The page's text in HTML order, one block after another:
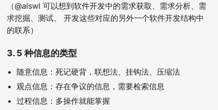
（@alswl 可以想到软件开发中的需求获取、需求分析、需
求挖掘、测试、 开发这些对应的另外一个软件开发结构中
的联系）
3. 5 种信息的类型
随意信息：死记硬背，联想法、挂钩法、压缩法
观点信息：存在争议的信息，需要检索信息
过程信息：多操作就能掌握